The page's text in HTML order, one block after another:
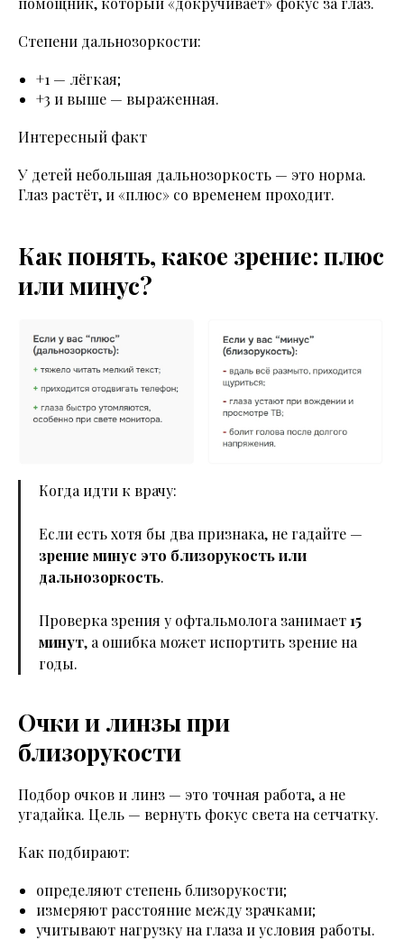
Степени дальнозоркости:
+1 — лёгкая;
+3 и выше — выраженная.
Интересный факт
У детей небольшая дальнозоркость — это норма.
Глаз растёт, и «плюс» со временем проходит.
Как понять, какое зрение: плюс
или минус?
Когда идти к врачу:
Если есть хотя бы два признака, не гадайте —
зрение минус это близорукость или
дальнозоркость.
Проверка зрения у офтальмолога занимает15
минут, а ошибка может испортить зрение на
годы.
Очки и линзы при
близорукости
Подбор очков и линз — это точная работа, а не
угадайка. Цель — вернуть фокус света на сетчатку.
Как подбирают:
определяют степень близорукости;
измеряют расстояние между зрачками;
учитывают нагрузку на глаза и условия работы.